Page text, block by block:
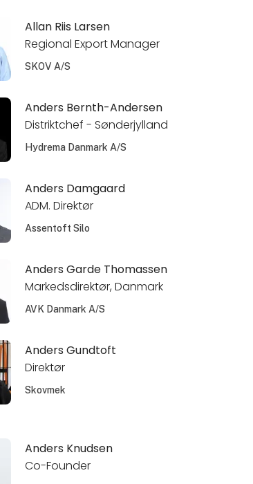
Allan Riis Larsen
Regional Export Manager
SKOV A/S
Anders Bernth-Andersen
Distriktchef - Sønderjylland
Hydrema Danmark A/S
Anders Damgaard
ADM. Direktør
Assentoft Silo
Anders Garde Thomassen
Markedsdirektør, Danmark
AVK Danmark A/S
Anders Gundtoft
Direktør
Skovmek
Anders Knudsen
Co-Founder